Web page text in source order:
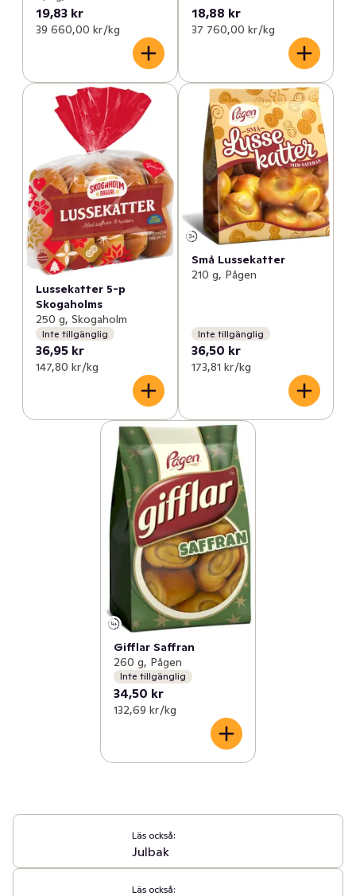
19,83 kr
39 660,00 kr /kg
18,88 kr
37 760,00 kr /kg
Lussekatter 5-p
Skogaholms
250 g, Skogaholm
Inte tillgänglig
36,95 kr
147,80 kr /kg
Små Lussekatter
210 g, Pågen
Inte tillgänglig
36,50 kr
173,81 kr /kg
Gifflar Saffran
260 g, Pågen
Inte tillgänglig
34,50 kr
132,69 kr /kg
Läs också:
Julbak
Läs också: